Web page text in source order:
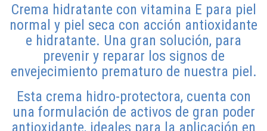
Crema hidratante con vitamina E para piel
normal y piel seca con acción antioxidante
e hidratante. Una gran solución, para
prevenir y reparar los signos de
envejecimiento prematuro de nuestra piel.
Esta crema hidro-protectora, cuenta con
una formulación de activos de gran poder
antioxidante, ideales para la aplicación en